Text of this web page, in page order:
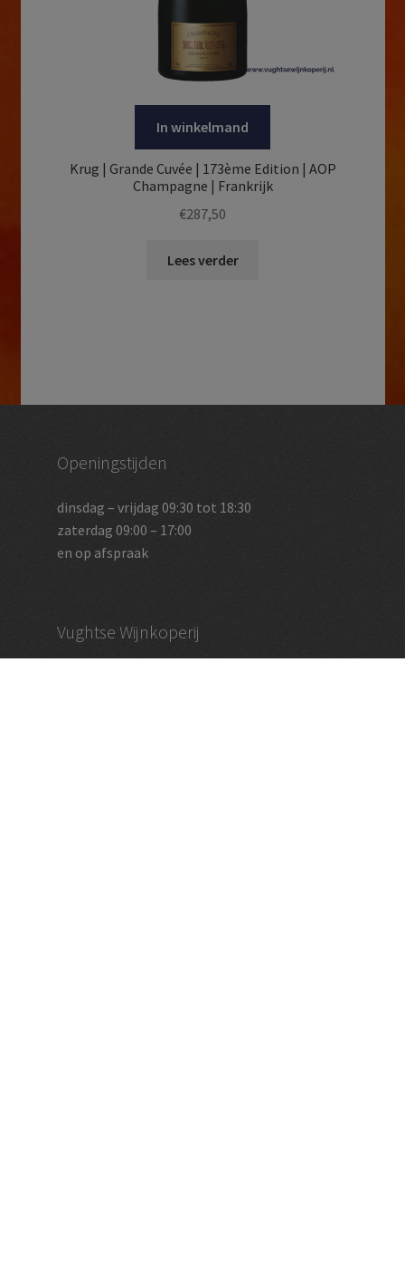
In winkelmand
Krug | Grande Cuvée | 173ème Edition | AOP
Champagne | Frankrijk
€287,50
Lees verder
Openingstijden
dinsdag – vrijdag 09:30 tot 18:30
zaterdag 09:00 – 17:00
en op afspraak
Vughtse Wijnkoperij